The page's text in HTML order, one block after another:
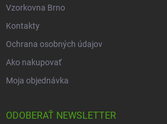
Vzorkovna Brno
Kontakty
Ochrana osobných údajov
Ako nakupovať
Moja objednávka
ODOBERAŤ NEWSLETTER